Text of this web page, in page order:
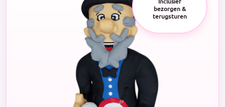
bezorgen &
terugsturen